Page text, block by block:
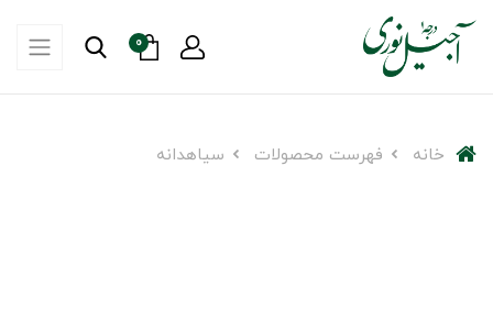
0
خانه فهرست محصولات سیاهدانه